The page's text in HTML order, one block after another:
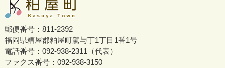
郵便番号：811-2392
福岡県糟屋郡粕屋町駕与丁1丁目1番1号
電話番号：092-938-2311（代表）
ファクス番号：092-938-3150